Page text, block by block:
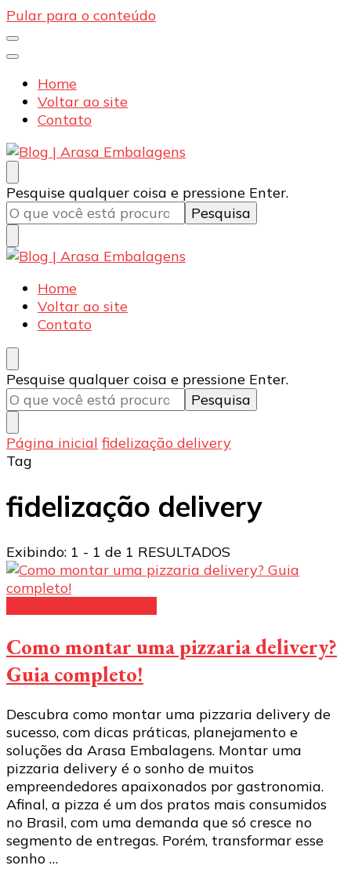
Pular para o conteúdo
Home
Voltar ao site
Contato
Blog | Arasa Embalagens
Confira conteúdos sobre embalagens para pizzas,
doces e salgados. Tudo para seu comércio com a
qualidade Arasa. Leia nossos conteúdos!
Procurando
algo?
Pesquise qualquer coisa e pressione Enter.
Blog | Arasa Embalagens
Confira conteúdos sobre embalagens para pizzas,
doces e salgados. Tudo para seu comércio com a
qualidade Arasa. Leia nossos conteúdos!
Home
Voltar ao site
Contato
Procurando
algo?
Pesquise qualquer coisa e pressione Enter.
Página inicial fidelização delivery
Tag
fidelização delivery
Exibindo: 1 - 1 de 1 RESULTADOS
Como montar uma pizzaria delivery?
Guia completo!
Descubra como montar uma pizzaria delivery de
sucesso, com dicas práticas, planejamento e
soluções da Arasa Embalagens. Montar uma
pizzaria delivery é o sonho de muitos
empreendedores apaixonados por gastronomia.
Afinal, a pizza é um dos pratos mais consumidos
no Brasil, com uma demanda que só cresce no
segmento de entregas. Porém, transformar esse
sonho …